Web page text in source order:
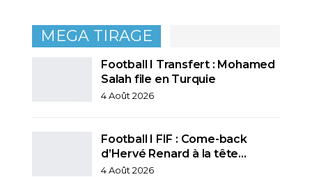
MEGA TIRAGE
Football I Transfert : Mohamed
Salah file en Turquie
4 Août 2026
Football I FIF : Come-back
d’Hervé Renard à la tête…
4 Août 2026